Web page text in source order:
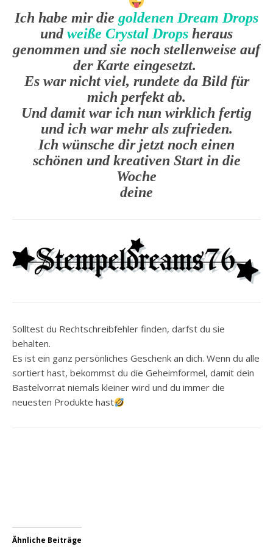
Ich habe mir die goldenen Dream Drops
undweiße Crystal Drops heraus
genommen und sie noch stellenweise auf
der Karte eingesetzt.
Es war nicht viel, rundete da Bild für
mich perfekt ab.
Und damit war ich nun wirklich fertig
und ich war mehr als zufrieden.
Ich wünsche dir jetzt noch einen
schönen und kreativen Start in die
Woche
deine
Solltest du Rechtschreibfehler finden, darfst du sie
behalten.
Es ist ein ganz persönliches Geschenk an dich. Wenn du alle
sortiert hast, bekommst du die Geheimformel, damit dein
Bastelvorrat niemals kleiner wird und du immer die
neuesten Produkte hast
Ähnliche Beiträge